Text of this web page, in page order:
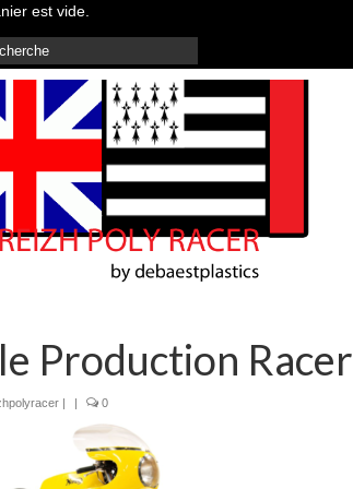
est vide.
Production Racer
0